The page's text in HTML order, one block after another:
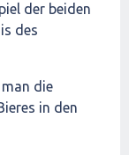
der beiden
des
die
in den